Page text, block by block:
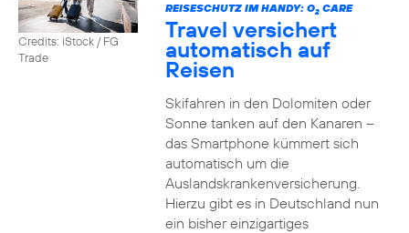
Credits: iStock / FG
Trade
REISESCHUTZ IM HANDY: O2CARE
Travel versichert
automatisch auf
Reisen
Skifahren in den Dolomiten oder
Sonne tanken auf den Kanaren –
das Smartphone kümmert sich
automatisch um die
Auslandskrankenversicherung.
Hierzu gibt es in Deutschland nun
ein bisher einzigartiges